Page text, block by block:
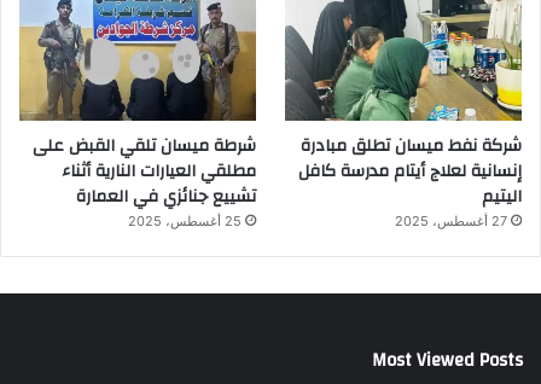
شركة نفط ميسان تطلق مبادرة
إنسانية لعلاج أيتام مدرسة كافل
اليتيم
27 أغسطس، 2025
شرطة ميسان تلقي القبض على
مطلقي العيارات النارية أثناء
تشييع جنائزي في العمارة
25 أغسطس، 2025
Most Viewed Posts